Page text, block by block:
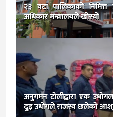
२३ वटा पालिकाकाे
अधिकार मन्त्रालयले खाेस्याे
अनुगमन टाेलीद्वारा एक
दुइ उधाेगले राजस्व छलेको